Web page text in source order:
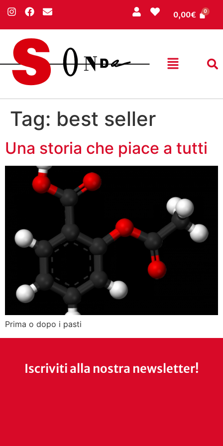
0,00€
Tag: best seller
Una storia che piace a tutti
Prima o dopo i pasti
Iscriviti alla nostra newsletter!